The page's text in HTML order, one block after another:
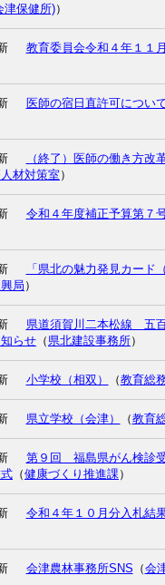
津保健所)）
教育委員会令和４年１１
医師の宿日直許可につい
（終了）医師の働き方改
材対策室 ）
令和４年度補正予算第７
「県北の魅力発見カード
局 ）
県道須賀川二本松線 五
らせ （ 県北建設事務所）
小学校（相双） （教育総
県立学校（会津） （教育
第９回 福島県がん検診
（健康づくり推進課）
令和４年１０月分入札結
会津農林事務所SNS （会